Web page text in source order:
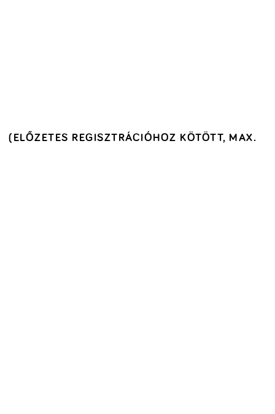
(ELŐZETES REGISZTRÁCIÓHOZ KÖTÖTT, MAX.